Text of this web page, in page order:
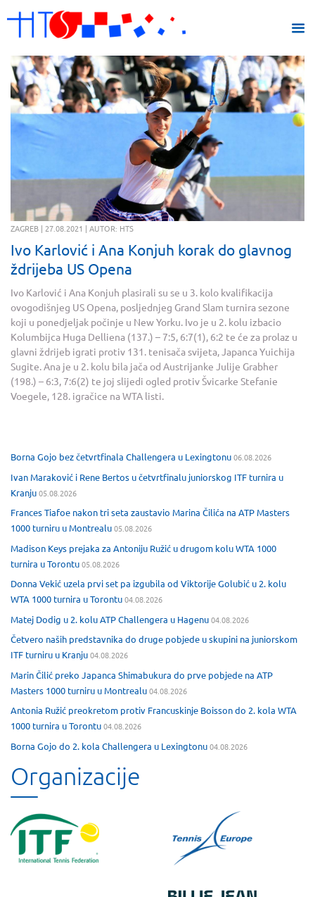
ZAGREB | 27.08.2021 | AUTOR: HTS
Ivo Karlović i Ana Konjuh korak do glavnog
ždrijeba US Opena
Ivo Karlović i Ana Konjuh plasirali su se u 3. kolo kvalifikacija
ovogodišnjeg US Opena, posljednjeg Grand Slam turnira sezone
koji u ponedjeljak počinje u New Yorku. Ivo je u 2. kolu izbacio
Kolumbijca Huga Delliena (137.) – 7:5, 6:7(1), 6:2 te će za prolaz u
glavni ždrijeb igrati protiv 131. tenisača svijeta, Japanca Yuichija
Sugite. Ana je u 2. kolu bila jača od Austrijanke Julije Grabher
(198.) – 6:3, 7:6(2) te joj slijedi ogled protiv Švicarke Stefanie
Voegele, 128. igračice na WTA listi.
Borna Gojo bez četvrtfinala Challengera u Lexingtonu06.08.2026
Ivan Maraković i Rene Bertos u četvrtfinalu juniorskog ITF turnira u
Kranju05.08.2026
Frances Tiafoe nakon tri seta zaustavio Marina Čilića na ATP Masters
1000 turniru u Montrealu05.08.2026
Madison Keys prejaka za Antoniju Ružić u drugom kolu WTA 1000
turnira u Torontu05.08.2026
Donna Vekić uzela prvi set pa izgubila od Viktorije Golubić u 2. kolu
WTA 1000 turnira u Torontu04.08.2026
Matej Dodig u 2. kolu ATP Challengera u Hagenu04.08.2026
Četvero naših predstavnika do druge pobjede u skupini na juniorskom
ITF turniru u Kranju04.08.2026
Marin Čilić preko Japanca Shimabukura do prve pobjede na ATP
Masters 1000 turniru u Montrealu04.08.2026
Antonia Ružić preokretom protiv Francuskinje Boisson do 2. kola WTA
1000 turnira u Torontu04.08.2026
Borna Gojo do 2. kola Challengera u Lexingtonu04.08.2026
Organizacije